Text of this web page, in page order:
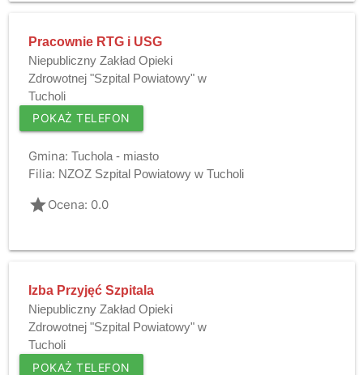
Pracownie RTG i USG
Niepubliczny Zakład Opieki
Zdrowotnej "Szpital Powiatowy" w
Tucholi
POKAŻ TELEFON
Gmina: Tuchola - miasto
Filia: NZOZ Szpital Powiatowy w Tucholi
gradeOcena: 0.0
Izba Przyjęć Szpitala
Niepubliczny Zakład Opieki
Zdrowotnej "Szpital Powiatowy" w
Tucholi
POKAŻ TELEFON